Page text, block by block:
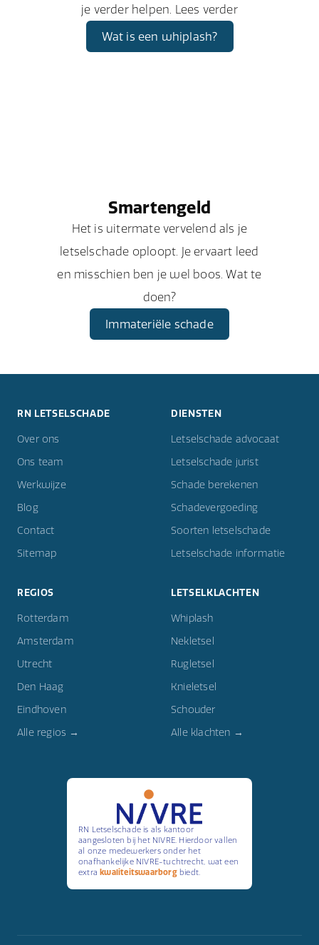
je verder helpen. Lees verder
Wat is een whiplash?
Smartengeld
Het is uitermate vervelend als je
letselschade oploopt. Je ervaart leed
en misschien ben je wel boos. Wat te
doen?
Immateriële schade
RN LETSELSCHADE
Over ons
Ons team
Werkwijze
Blog
Contact
Sitemap
DIENSTEN
Letselschade advocaat
Letselschade jurist
Schade berekenen
Schadevergoeding
Soorten letselschade
Letselschade informatie
REGIOS
Rotterdam
Amsterdam
Utrecht
Den Haag
Eindhoven
Alle regios →
LETSELKLACHTEN
Whiplash
Nekletsel
Rugletsel
Knieletsel
Schouder
Alle klachten →
RN Letselschade is als kantoor
aangesloten bij het NIVRE. Hierdoor vallen
al onze medewerkers onder het
onafhankelijke NIVRE-tuchtrecht, wat een
extra kwaliteitswaarborgbiedt.